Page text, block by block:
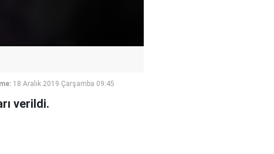
18 Aralık 2019 Çarşamba 09:45
verildi.